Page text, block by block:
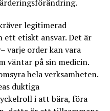
legitimerad
ett etiskt ansvar. Det är
varje order kan vara
väntar på sin medicin.
hela verksamheten.
duktiga
i att bära, föra